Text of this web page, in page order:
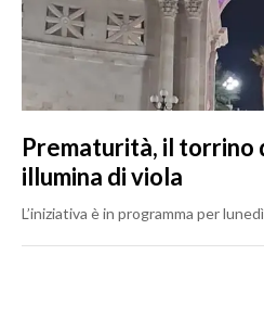
Prematurità, il torrino
illumina di viola
L’iniziativa è in programma per